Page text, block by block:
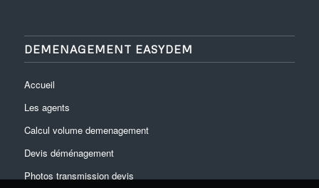
DEMENAGEMENT EASYDEM
Accueil
Les agents
Calcul volume demenagement
Devis déménagement
Photos transmission devis